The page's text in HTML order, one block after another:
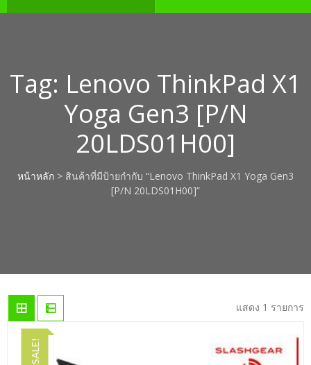
Tag: Lenovo ThinkPad X1
Yoga Gen3 [P/N
20LDS01H00]
หน้าหลัก > สินค้าที่มีป้ายกำกับ “Lenovo ThinkPad X1 Yoga Gen3
[P/N 20LDS01H00]”
แสดง 1 รายการ
SALE!